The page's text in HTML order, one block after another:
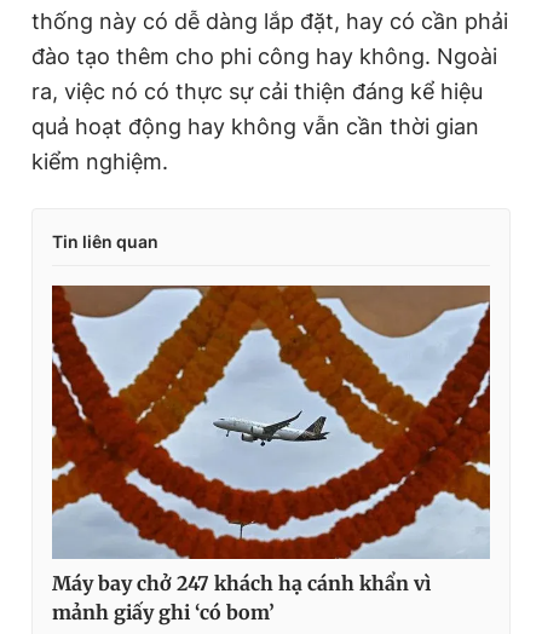
thống này có dễ dàng lắp đặt, hay có cần phải
đào tạo thêm cho phi công hay không. Ngoài
ra, việc nó có thực sự cải thiện đáng kể hiệu
quả hoạt động hay không vẫn cần thời gian
kiểm nghiệm.
Tin liên quan
Máy bay chở 247 khách hạ cánh khẩn vì
mảnh giấy ghi ‘có bom’